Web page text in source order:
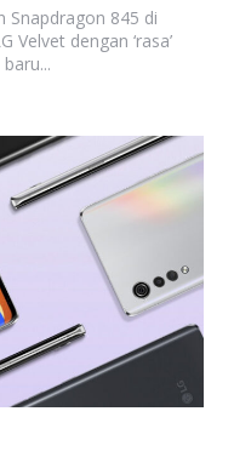
Snapdragon 845 di
Velvet dengan ‘rasa’